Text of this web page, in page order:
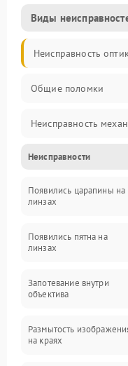
Виды
Неисправность
Общие поломки
Неисправность
Неисправность
Прочие неисправности
Неисправности
Появились царапины на
линзах
Появились пятна на
линзах
Запотевание внутри
объектива
Размытость
на краях